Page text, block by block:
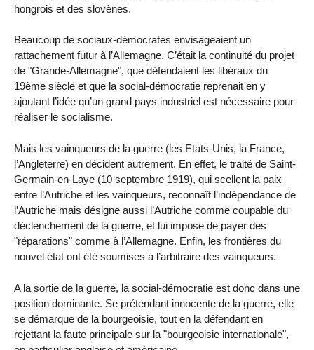
hongrois et des slovènes.
Beaucoup de sociaux-démocrates envisageaient un
rattachement futur à l’Allemagne. C’était la continuité du projet
de "Grande-Allemagne", que défendaient les libéraux du
19ème siècle et que la social-démocratie reprenait en y
ajoutant l’idée qu’un grand pays industriel est nécessaire pour
réaliser le socialisme.
Mais les vainqueurs de la guerre (les Etats-Unis, la France,
l’Angleterre) en décident autrement. En effet, le traité de Saint-
Germain-en-Laye (10 septembre 1919), qui scellent la paix
entre l’Autriche et les vainqueurs, reconnaît l’indépendance de
l’Autriche mais désigne aussi l’Autriche comme coupable du
déclenchement de la guerre, et lui impose de payer des
"réparations" comme à l’Allemagne. Enfin, les frontières du
nouvel état ont été soumises à l’arbitraire des vainqueurs.
A la sortie de la guerre, la social-démocratie est donc dans une
position dominante. Se prétendant innocente de la guerre, elle
se démarque de la bourgeoisie, tout en la défendant en
rejettant la faute principale sur la "bourgeoisie internationale",